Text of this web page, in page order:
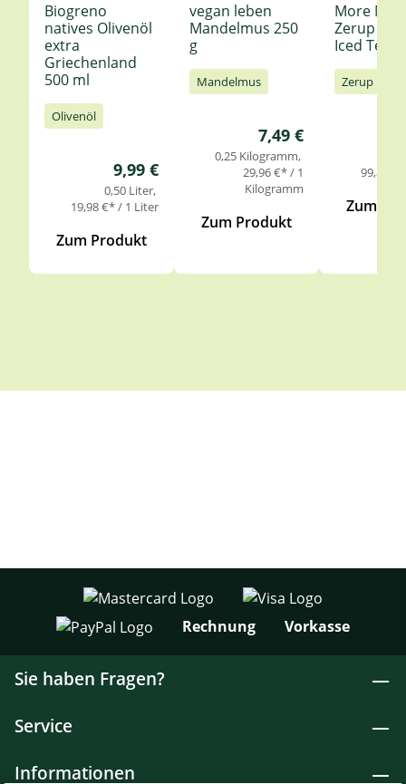
Biogreno
natives Olivenöl
extra
Griechenland
500 ml
Olivenöl
Regulärer Preis:
9,99 €
0,50 Liter
19,98 €* / 1 Liter
Zum Produkt
vegan leben
Mandelmus 250
g
Mandelmus
Regulärer Preis:
7,49 €
0,25 Kilogramm
29,96 €* / 1
Kilogramm
Zum Produkt
More
Zerup
Iced Tea
Zerup
99,85
Zum
Rechnung Vorkasse
Sie haben Fragen?
Service
Informationen